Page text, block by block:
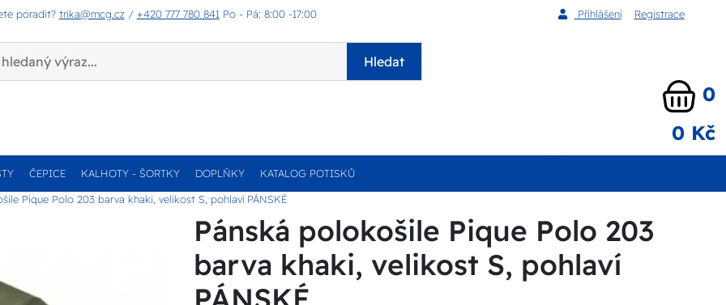
poradit? trika@mcg.cz / +420 777 780 841 Po - Pá: 8:00 -17:00 Přihlášení Registrace
Hledat
0
0 Kč
ČEPICE KALHOTY - ŠORTKY DOPLŇKY KATALOG POTISKŮ
Pique Polo 203 barva khaki, velikost S, pohlaví PÁNSKÉ
Pánská polokošile Pique Polo 203
barva khaki, velikost S, pohlaví